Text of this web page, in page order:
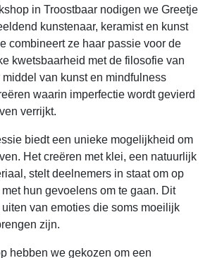
in Troostbaar nodigen we Greetje
kunstenaar, keramist en kunst
combineert ze haar passie voor de
kwetsbaarheid met de filosofie van
van kunst en mindfulness
waarin imperfectie wordt gevierd
verrijkt.
biedt een unieke mogelijkheid om
Het creëren met klei, een natuurlijk
stelt deelnemers in staat om op
hun gevoelens om te gaan. Dit
van emoties die soms moeilijk
zijn.
hebben we gekozen om een